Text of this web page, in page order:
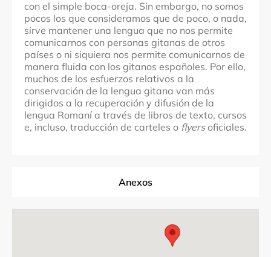
con el simple boca-oreja. Sin embargo, no somos
pocos los que consideramos que de poco, o nada,
sirve mantener una lengua que no nos permite
comunicarnos con personas gitanas de otros
países o ni siquiera nos permite comunicarnos de
manera fluida con los gitanos españoles. Por ello,
muchos de los esfuerzos relativos a la
conservación de la lengua gitana van más
dirigidos a la recuperación y difusión de la
lengua Romaní a través de libros de texto, cursos
e, incluso, traducción de carteles o flyersoficiales.
Anexos
Fuentes documentales